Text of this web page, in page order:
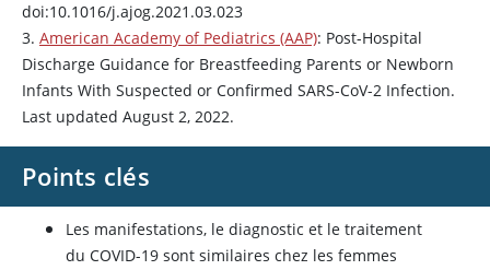
doi:10.1016/j.ajog.2021.03.023
3. American Academy of Pediatrics (AAP): Post-Hospital
Discharge Guidance for Breastfeeding Parents or Newborn
Infants With Suspected or Confirmed SARS-CoV-2 Infection.
Last updated August 2, 2022.
Points clés
Les manifestations, le diagnostic et le traitement
du COVID-19 sont similaires chez les femmes